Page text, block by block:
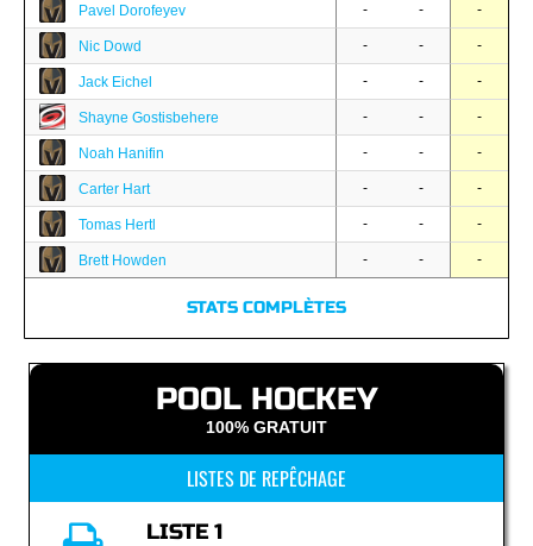
Pavel Dorofeyev - - -
Nic Dowd - - -
Jack Eichel - - -
Shayne Gostisbehere - - -
Noah Hanifin - - -
Carter Hart - - -
Tomas Hertl - - -
Brett Howden - - -
STATS COMPLÈTES
POOL HOCKEY
100% GRATUIT
LISTES DE REPÊCHAGE
LISTE 1